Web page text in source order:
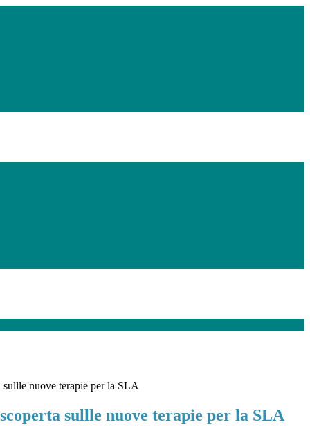
sullle nuove terapie per la SLA
sullle nuove terapie per la SLA